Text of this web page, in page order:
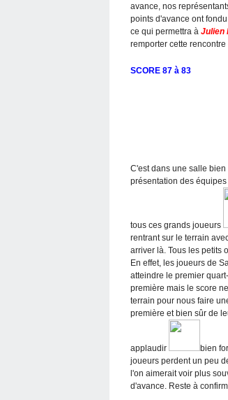
avance, nos
points d'avance ont
ce qui permettra à Julien
remporter cette
SCORE 87 à 83
C'est dans une salle
présentation des
tous ces grands joueurs
rentrant sur le terrain
arriver là. Tous les petits
En effet, les joueurs de
atteindre le premier
première mais le score
terrain pour nous faire
première et bien sûr de
applaudir
bien
joueurs perdent un peu
l'on aimerait voir plus
d'avance. Reste à